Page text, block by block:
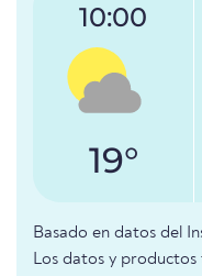
10:00
19°
Basado en datos del
Los datos y productos